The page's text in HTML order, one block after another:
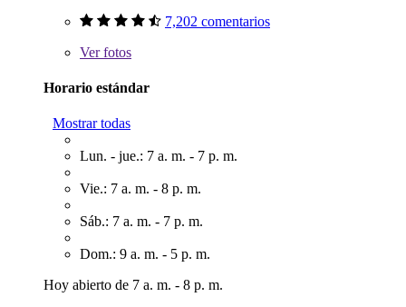
7,202 comentarios
Verfotos
Horario estándar
Mostrar todas
Lun. - jue.: 7 a. m. - 7 p. m.
Vie.: 7 a. m. - 8 p. m.
Sáb.: 7 a. m. - 7 p. m.
Dom.: 9 a. m. - 5 p. m.
Hoy abierto de 7 a. m. - 8 p. m.